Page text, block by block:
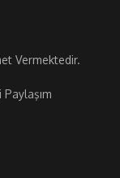
Vermektedir.